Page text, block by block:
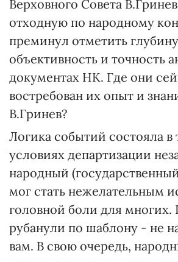
Верховного Совета
отходную по народному
преминул отметить
объективность и точность
документах НК. Где они
востребован их опыт и
В.Гринев?
Логика событий состояла в
условиях департизации
народный
мог стать нежелательным
головной боли для многих.
рубанули по шаблону - не
вам. В свою очередь,